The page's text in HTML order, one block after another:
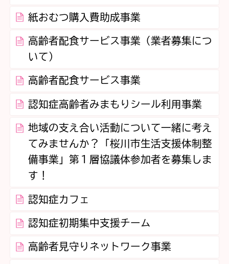
紙おむつ購入費助成事業
高齢者配食サービス事業（業者募集につ
いて）
高齢者配食サービス事業
認知症高齢者みまもりシール利用事業
地域の支え合い活動について一緒に考え
てみませんか？「桜川市生活支援体制整
備事業」第１層協議体参加者を募集しま
す！
認知症カフェ
認知症初期集中支援チーム
高齢者見守りネットワーク事業